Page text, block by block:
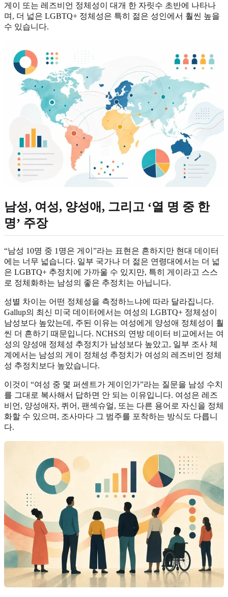
게이 또는 레즈비언 정체성이 대개 한 자릿수 초반에 나타나
며, 더 넓은 LGBTQ+ 정체성은 특히 젊은 성인에서 훨씬 높을
수 있습니다.
남성, 여성, 양성애, 그리고 ‘열 명 중 한
명’ 주장
“남성 10명 중 1명은 게이”라는 표현은 흔하지만 현대 데이터
에는 너무 넓습니다. 일부 국가나 더 젊은 연령대에서는 더 넓
은 LGBTQ+ 추정치에 가까울 수 있지만, 특히 게이라고 스스
로 정체화하는 남성의 좋은 추정치는 아닙니다.
성별 차이는 어떤 정체성을 측정하느냐에 따라 달라집니다.
Gallup의 최신 미국 데이터에서는 여성의 LGBTQ+ 정체성이
남성보다 높았는데, 주된 이유는 여성에게 양성애 정체성이 훨
씬 더 흔하기 때문입니다. NCHS의 연방 데이터 비교에서는 여
성의 양성애 정체성 추정치가 남성보다 높았고, 일부 조사 체
계에서는 남성의 게이 정체성 추정치가 여성의 레즈비언 정체
성 추정치보다 높았습니다.
이것이 “여성 중 몇 퍼센트가 게이인가”라는 질문을 남성 수치
를 그대로 복사해서 답하면 안 되는 이유입니다. 여성은 레즈
비언, 양성애자, 퀴어, 팬섹슈얼, 또는 다른 용어로 자신을 정체
화할 수 있으며, 조사마다 그 범주를 포착하는 방식도 다릅니
다.